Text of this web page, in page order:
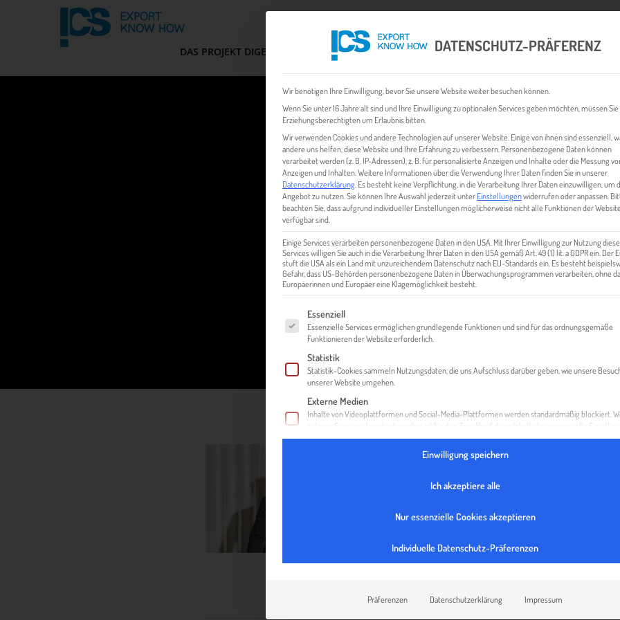
DAS PROJEKT DIGEM FIT CHECK EXPORT BUSINESS PLÄNE EVENTS & NEWS INHALT
SARA-SERA_9_16_-2788×1460
DATENSCHUTZ-PRÄFERENZ
Wir benötigen Ihre Einwilligung, bevor Sie unsere Website weiter besuchen können.
Wenn Sie unter 16 Jahre alt sind und Ihre Einwilligung zu optionalen Services geben möchten, müssen
Erziehungsberechtigten um Erlaubnis bitten.
Wir verwenden Cookies und andere Technologien auf unserer Website. Einige von ihnen sind essenziell,
andere uns helfen, diese Website und Ihre Erfahrung zu verbessern. Personenbezogene Daten können
verarbeitet werden (z. B. IP-Adressen), z. B. für personalisierte Anzeigen und Inhalte oder die Messung
Anzeigen und Inhalten. Weitere Informationen über die Verwendung Ihrer Daten finden Sie in unserer
Datenschutzerklärung Es besteht keine Verpflichtung, in die Verarbeitung Ihrer Daten einzuwilligen, um
Angebot zu nutzen. Sie können Ihre Auswahl jederzeit unterEinstellungenwiderrufen oder anpassen.
beachten Sie, dass aufgrund individueller Einstellungen möglicherweise nicht alle Funktionen der Website
verfügbar sind.
Einige Services verarbeiten personenbezogene Daten in den USA. Mit Ihrer Einwilligung zur Nutzung
Services willigen Sie auch in die Verarbeitung Ihrer Daten in den USA gemäß Art. 49 (1) lit. a GDPR ein. Der
stuft die USA als ein Land mit unzureichendem Datenschutz nach EU-Standards ein. Es besteht
Gefahr, dass US-Behörden personenbezogene Daten in Überwachungsprogrammen verarbeiten, ohne
Europäerinnen und Europäer eine Klagemöglichkeit besteht.
Es folgt eine Liste der Service-Gruppen, für die eine Einwilligung erteilt werden
Essenziell
Essenzielle Services ermöglichen grundlegende Funktionen und sind für das ordnungsgemäße
Funktionieren der Website erforderlich.
Statistik
Statistik-Cookies sammeln Nutzungsdaten, die uns Aufschluss darüber geben, wie unsere
unserer Website umgehen.
Externe Medien
Inhalte von Videoplattformen und Social-Media-Plattformen werden standardmäßig blockiert.
externe Services akzeptiert werden, ist für den Zugriff auf diese Inhalte keine manuelle
mehr erforderlich.
Einwilligung speichern
Ich akzeptiere alle
Nur essenzielle Cookies akzeptieren
Individuelle Datenschutz-Präferenzen
Präferenzen Datenschutzerklärung Impressum